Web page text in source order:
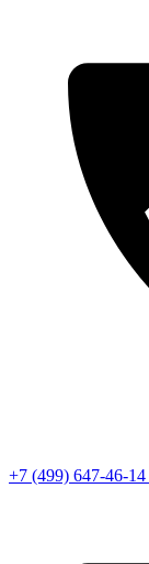
+7 (499) 647-46-14